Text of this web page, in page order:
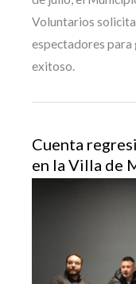
Voluntarios
espectadores para
exitoso.
Cuenta
en la Villa de